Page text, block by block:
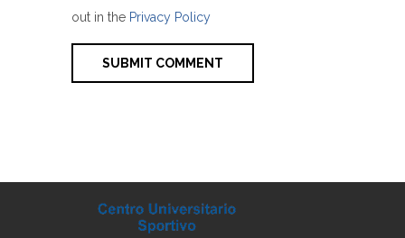
out in the Privacy Policy